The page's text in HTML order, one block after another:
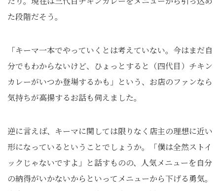
た段階だそう。
「キーマ一本でやっていくとは考えていない。今はまだ自
分でもわからないけど、ひょっとすると（四代目）チキン
カレーがいつか登場するかも」という、お店のファンなら
気持ちが高揚するお話も伺えました。
逆に言えば、キーマに関しては限りなく店主の理想に近い
形になっているということでしょうか。「僕は全然ストイ
ックじゃないですよ」と話すものの、人気メニューを自分
の納得がいかないからといってメニューから下げる勇気。